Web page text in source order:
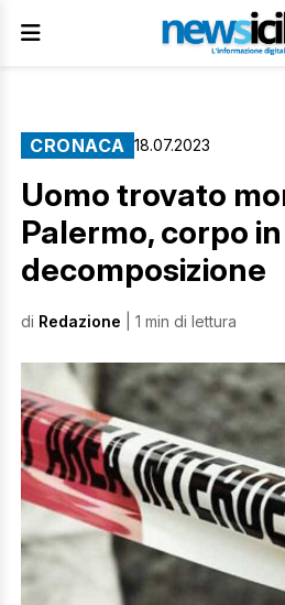
CRONACA 18.07.2023
Uomo trovato
Palermo, corpo in
decomposizione
di Redazione | 1 min di lettura